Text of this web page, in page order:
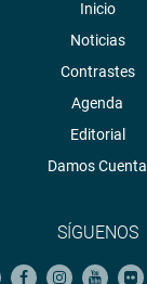
Inicio
Noticias
Contrastes
Agenda
Editorial
Damos Cuenta
SÍGUENOS